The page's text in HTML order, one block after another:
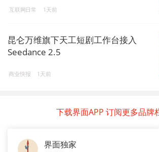
互联网日常 1天前
昆仑万维旗下天工短剧工作台接入
Seedance 2.5
商业快报 1天前
下载界面APP 订阅更多品牌
界面独家